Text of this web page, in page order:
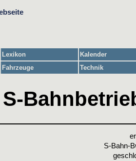
Lexikon
Kalender
Fahrzeuge Technik
S-
S-Bahn-